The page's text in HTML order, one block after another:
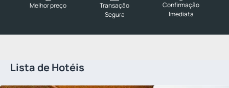
Melhor preço
Transação
Segura
Confirmação
Imediata
Lista de Hotéis